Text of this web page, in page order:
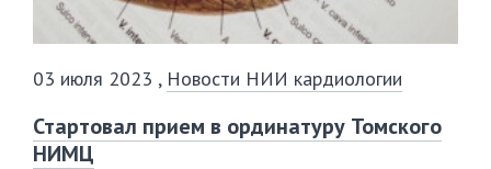
03 июля 2023 , Новости НИИ кардиологии
Стартовал прием в ординатуру Томского
НИМЦ